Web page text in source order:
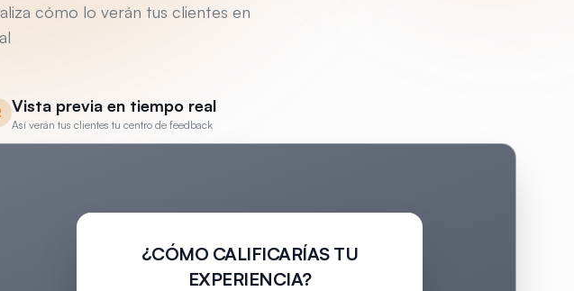
cómo lo verán tus clientes en
Vista previa en tiempo real
Así verán tus clientes tu centro de feedback
¿CÓMO CALIFICARÍAS TU
EXPERIENCIA?